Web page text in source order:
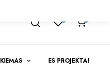
KIEMAS ES PROJEKTAI